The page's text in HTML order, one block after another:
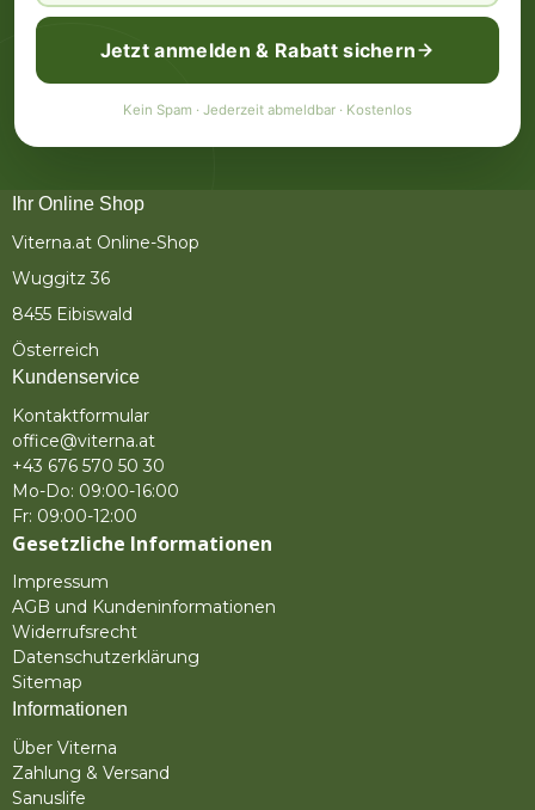
Jetzt anmelden & Rabatt sichern
Kein Spam · Jederzeit abmeldbar · Kostenlos
Ihr Online Shop
Viterna.at Online-Shop
Wuggitz 36
8455 Eibiswald
Österreich
Kundenservice
Kontaktformular
office@viterna.at
+43 676 570 50 30
Mo-Do: 09:00-16:00
Fr: 09:00-12:00
Gesetzliche Informationen
Impressum
AGB und Kundeninformationen
Widerrufsrecht
Datenschutzerklärung
Sitemap
Informationen
Über Viterna
Zahlung & Versand
Sanuslife